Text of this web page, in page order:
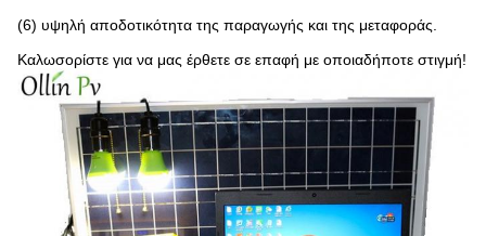
(6) υψηλή αποδοτικότητα της παραγωγής και της μεταφοράς.
Καλωσορίστε για να μας έρθετε σε επαφή με οποιαδήποτε στιγμή!